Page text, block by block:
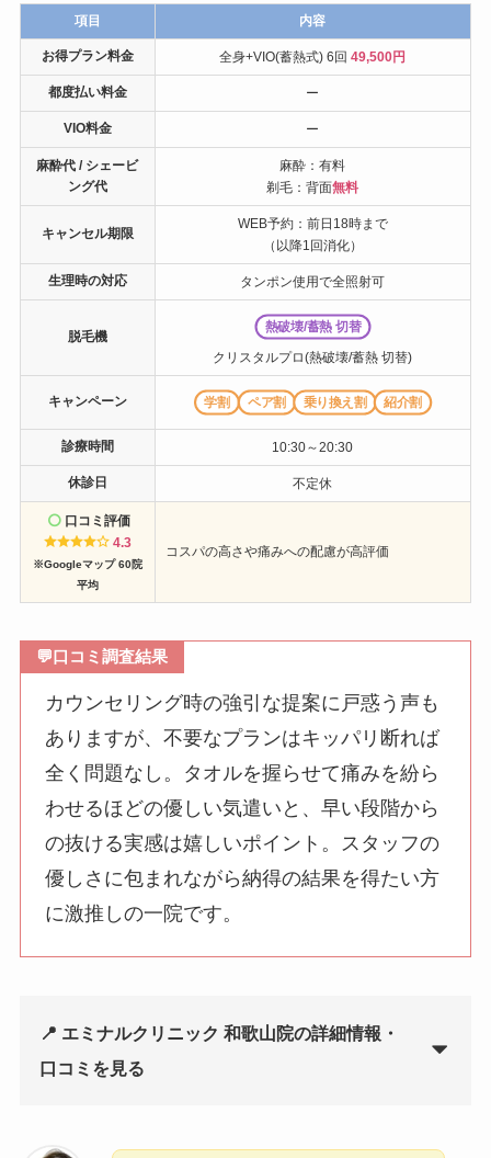
項目 内容
お得プラン料金 全身+VIO(蓄熱式) 6回49,500円
都度払い料金 ー
VIO料金 ー
麻酔代 / シェービ
ング代
麻酔：有料
剃毛：背面無料
キャンセル期限
WEB予約：前日18時まで
（以降1回消化）
生理時の対応 タンポン使用で全照射可
脱毛機
熱破壊/蓄熱 切替
クリスタルプロ(熱破壊/蓄熱 切替)
キャンペーン 学割 ペア割 乗り換え割 紹介割
診療時間 10:30～20:30
休診日 不定休
口コミ評価
4.3
※Googleマップ 60院
平均
コスパの高さや痛みへの配慮が高評価
💬口コミ調査結果
カウンセリング時の強引な提案に戸惑う声も
ありますが、不要なプランはキッパリ断れば
全く問題なし。タオルを握らせて痛みを紛ら
わせるほどの優しい気遣いと、早い段階から
の抜ける実感は嬉しいポイント。スタッフの
優しさに包まれながら納得の結果を得たい方
に激推しの一院です。
📍 エミナルクリニック 和歌山院の詳細情報・
口コミを見る